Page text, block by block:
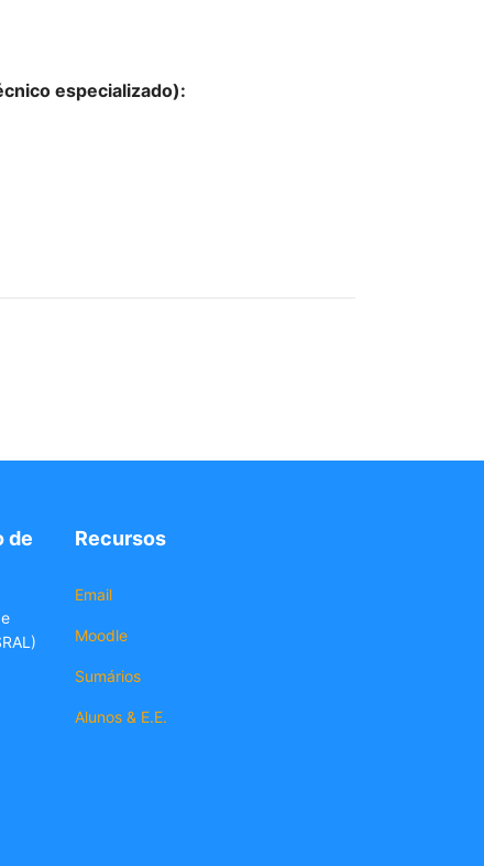
especializado):
de
Recursos
Email
Moodle
Sumários
Alunos & E.E.